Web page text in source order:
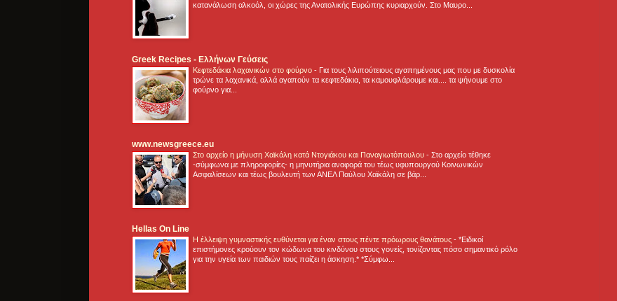
κατανάλωση αλκοόλ, οι χώρες της Ανατολικής Ευρώπης κυριαρχούν. Στο Μαυρο...
Greek Recipes - Ελλήνων Γεύσεις
Κεφτεδάκια λαχανικών στο φούρνο - Για τους λιλιπούτειους αγαπημένους μας που με δυσκολία
τρώνε τα λαχανικά, αλλά αγαπούν τα κεφτεδάκια, τα καμουφλάρουμε και.... τα ψήνουμε στο
φούρνο για...
www.newsgreece.eu
Στο αρχείο η μήνυση Χαϊκάλη κατά Ντογιάκου και Παναγιωτόπουλου - Στο αρχείο τέθηκε
-σύμφωνα με πληροφορίες- η μηνυτήρια αναφορά του τέως υφυπουργού Κοινωνικών
Ασφαλίσεων και τέως βουλευτή των ΑΝΕΛ Παύλου Χαϊκάλη σε βάρ...
Hellas On Line
Η έλλειψη γυμναστικής ευθύνεται για έναν στους πέντε πρόωρους θανάτους - *Ειδικοί
επιστήμονες κρούουν τον κώδωνα του κινδύνου στους γονείς, τονίζοντας πόσο σημαντικό ρόλο
για την υγεία των παιδιών τους παίζει η άσκηση.* *Σύμφω...